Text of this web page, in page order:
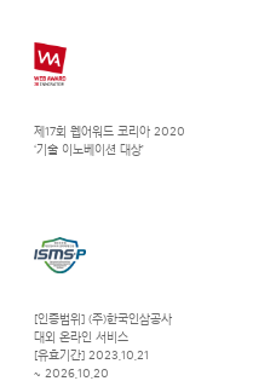
제17회 웹어워드 코리아 2020
‘기술 이노베이션 대상’
[인증범위] (주)한국인삼공사
대외 온라인 서비스
[유효기간] 2023.10.21
~ 2026.10.20